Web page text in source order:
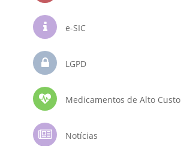
e-SIC
LGPD
Medicamentos de Alto Custo
Notícias